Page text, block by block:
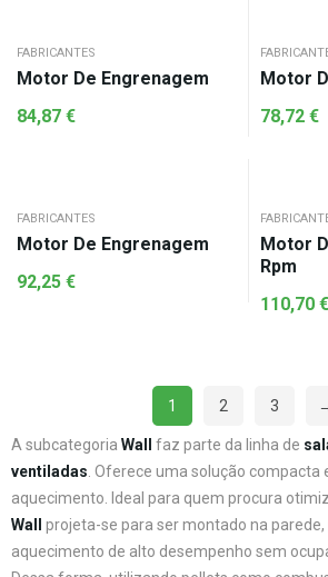
FABRICANTES
Motor De Engrenagem
84,87 €
Motor
78,72 €
FABRICANTES
Motor De Engrenagem
92,25 €
Motor
Rpm
110,70 €
1 2 3
A subcategoria Wall faz parte da linha de
ventiladas . Oferece uma solução compacta
aquecimento. Ideal para quem procura
Wall projeta-se para ser montado na
aquecimento de alto desempenho sem